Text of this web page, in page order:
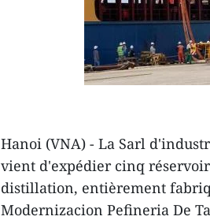
Hanoi (VNA) - La Sarl
vient d'expédier cinq
distillation, entièrement
Modernizacion Pefineria De